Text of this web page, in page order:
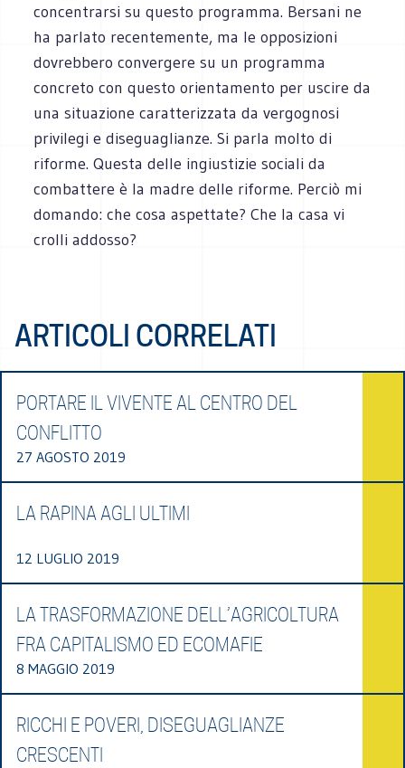
concentrarsi su questo programma. Bersani ne
ha parlato recentemente, ma le opposizioni
dovrebbero convergere su un programma
concreto con questo orientamento per uscire da
una situazione caratterizzata da vergognosi
privilegi e diseguaglianze. Si parla molto di
riforme. Questa delle ingiustizie sociali da
combattere è la madre delle riforme. Perciò mi
domando: che cosa aspettate? Che la casa vi
crolli addosso?
ARTICOLI CORRELATI
PORTARE IL VIVENTE AL CENTRO DEL
CONFLITTO
27 AGOSTO 2019
LA RAPINA AGLI ULTIMI
12 LUGLIO 2019
LA TRASFORMAZIONE DELL’AGRICOLTURA
FRA CAPITALISMO ED ECOMAFIE
8 MAGGIO 2019
RICCHI E POVERI, DISEGUAGLIANZE
CRESCENTI